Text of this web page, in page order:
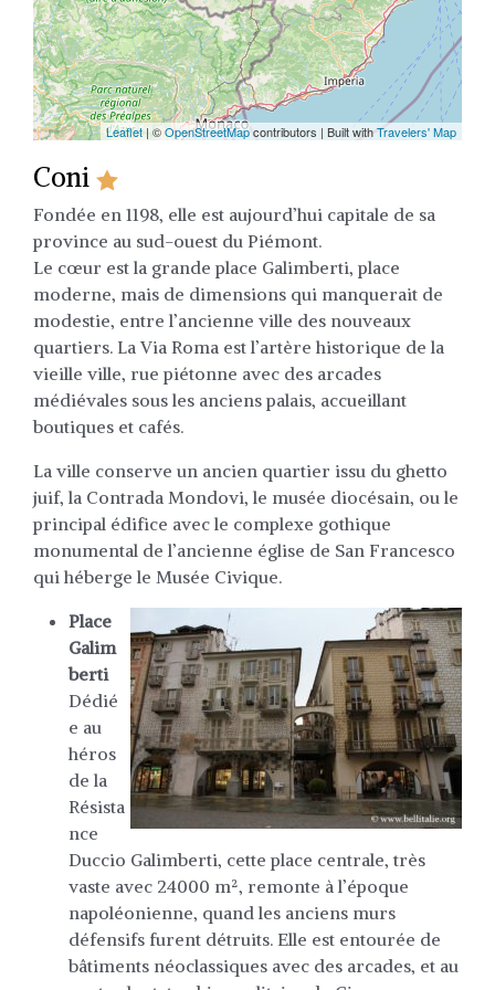
Leaflet| ©OpenStreetMapcontributors | Built withTravelers' Map
Coni
Fondée en 1198, elle est aujourd’hui capitale de sa
province au sud-ouest du Piémont.
Le cœur est la grande place Galimberti, place
moderne, mais de dimensions qui manquerait de
modestie, entre l’ancienne ville des nouveaux
quartiers. La Via Roma est l’artère historique de la
vieille ville, rue piétonne avec des arcades
médiévales sous les anciens palais, accueillant
boutiques et cafés.
La ville conserve un ancien quartier issu du ghetto
juif, la Contrada Mondovi, le musée diocésain, ou le
principal édifice avec le complexe gothique
monumental de l’ancienne église de San Francesco
qui héberge le Musée Civique.
Place
Galim
berti
Dédié
e au
héros
de la
Résista
nce
Duccio Galimberti, cette place centrale, très
vaste avec 24000 m², remonte à l’époque
napoléonienne, quand les anciens murs
défensifs furent détruits. Elle est entourée de
bâtiments néoclassiques avec des arcades, et au